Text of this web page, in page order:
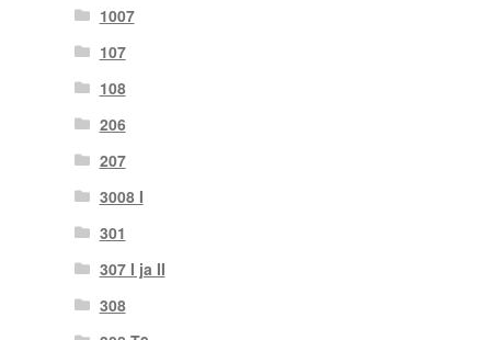
1007
107
108
206
207
3008 I
301
307 I ja II
308